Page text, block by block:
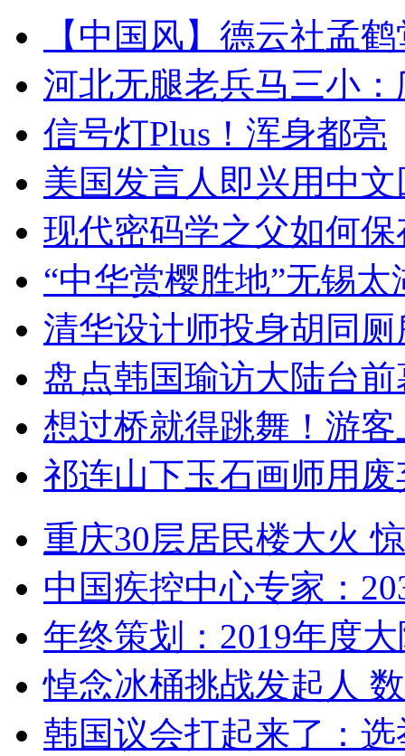
【中国风】德云社孟
河北无腿老兵马三小
信号灯Plus！浑身都亮
美国发言人即兴用中
现代密码学之父如何
“中华赏樱胜地”无锡
清华设计师投身胡同
盘点韩国瑜访大陆台
想过桥就得跳舞！游客
祁连山下玉石画师用
重庆30层居民楼大火
中国疾控中心专家：
年终策划：2019年度
悼念冰桶挑战发起人
韩国议会打起来了：